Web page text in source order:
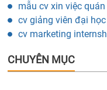
mẫu cv xin việc
cv giảng viên đại học
cv marketing
CHUYÊN MỤC